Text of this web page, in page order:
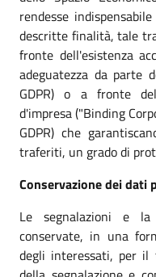
rendesse
descritte finalità, tale
fronte dell'esistenza
adeguatezza da parte
GDPR) o a fronte
d'impresa ("Binding
GDPR) che
traferiti, un grado di
Conservazione dei dati
Le segnalazioni e la
conservate, in una
degli interessati, per il